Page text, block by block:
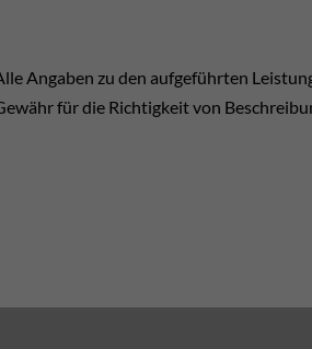
Angaben zu den aufgeführten
für die Richtigkeit von